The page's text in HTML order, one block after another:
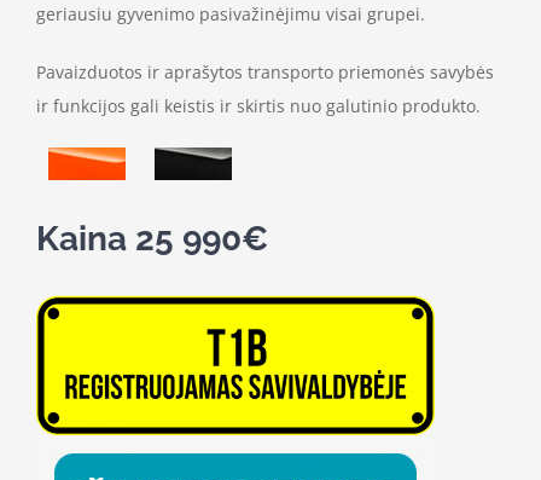
geriausiu gyvenimo pasivažinėjimu visai grupei.
Pavaizduotos ir aprašytos transporto priemonės savybės
ir funkcijos gali keistis ir skirtis nuo galutinio produkto.
Kaina 25 990€